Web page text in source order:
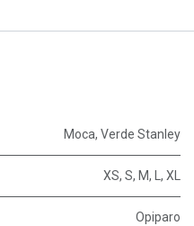
Moca, Verde Stanley
XS, S, M, , XL
Opiparo